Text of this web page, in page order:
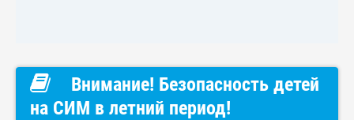
Внимание! Безопасность детей
на СИМ в летний период!